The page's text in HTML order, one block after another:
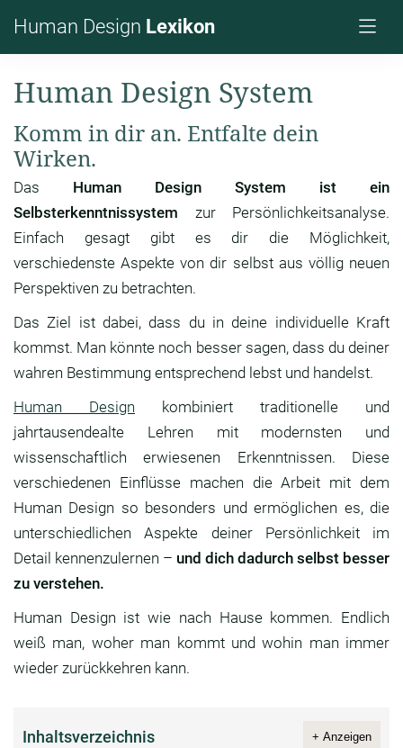
Human Design Lexikon
Human Design System
Komm in dir an. Entfalte dein
Wirken.
Das Human Design System ist ein
Selbsterkenntnissystem zur Persönlichkeitsanalyse.
Einfach gesagt gibt es dir die Möglichkeit,
verschiedenste Aspekte von dir selbst aus völlig neuen
Perspektiven zu betrachten.
Das Ziel ist dabei, dass du in deine individuelle Kraft
kommst. Man könnte noch besser sagen, dass du deiner
wahren Bestimmung entsprechend lebst und handelst.
Human Design kombiniert traditionelle und
jahrtausendealte Lehren mit modernsten und
wissenschaftlich erwiesenen Erkenntnissen. Diese
verschiedenen Einflüsse machen die Arbeit mit dem
Human Design so besonders und ermöglichen es, die
unterschiedlichen Aspekte deiner Persönlichkeit im
Detail kennenzulernen – und dich dadurch selbst besser
zu verstehen.
Human Design ist wie nach Hause kommen. Endlich
weiß man, woher man kommt und wohin man immer
wieder zurückkehren kann.
Inhaltsverzeichnis + Anzeigen